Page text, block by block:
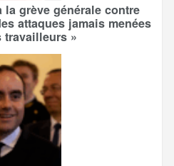
grève générale contre
attaques jamais menées
travailleurs »